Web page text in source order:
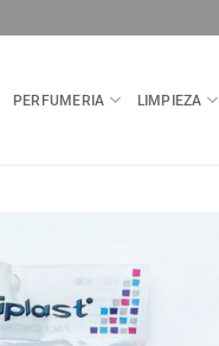
PERFUMERIA LIMPIEZA